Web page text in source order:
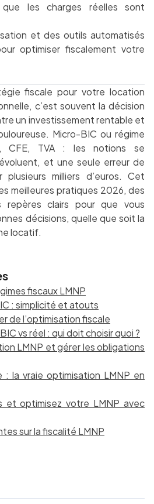
les charges réelles sont
et des outils automatisés
optimiser fiscalement votre
fiscale pour votre location
c’est souvent la décision
un investissement rentable et
Micro-BIC ou régime
CFE, TVA : les notions se
et une seule erreur de
milliers d’euros. Cet
meilleures pratiques 2026, des
clairs pour que vous
décisions, quelle que soit la
locatif.
fiscaux LMNP
: simplicité et atouts
de l’optimisation fiscale
vs réel : qui doit choisir quoi ?
LMNP et gérer les obligations
la vraie optimisation LMNP en
et optimisez votre LMNP avec
sur la fiscalité LMNP